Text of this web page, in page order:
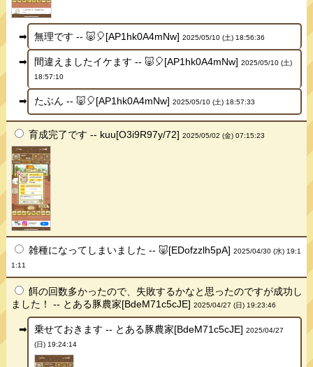
無理です -- 🐷🎈[AP1hk0A4mNw] 2025/05/10 (土) 18:56:36
間違えましたイケます -- 🐷🎈[AP1hk0A4mNw] 2025/05/10 (土)
18:57:10
たぶん -- 🐷🎈[AP1hk0A4mNw] 2025/05/10 (土) 18:57:33
育成完了です -- kuu[O3i9R97y/72]2025/05/02 (金) 07:15:23
雑種になってしまいました -- 🐷[EDofzzlh5pA]2025/04/30 (水) 19:1
1:11
餌の回数多かったので、失敗するかなと思ったのですが成功し
ました！ -- とある豚農家[BdeM71c5cJE]2025/04/27 (日) 19:23:46
乗せておきます -- とある豚農家[BdeM71c5cJE] 2025/04/27
(日) 19:24:14